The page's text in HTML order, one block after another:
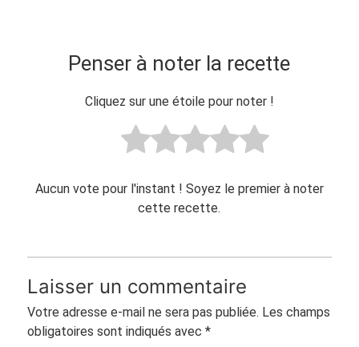
Penser à noter la recette
Cliquez sur une étoile pour noter !
Aucun vote pour l'instant ! Soyez le premier à noter
cette recette.
Laisser un commentaire
Votre adresse e-mail ne sera pas publiée. Les champs
obligatoires sont indiqués avec *